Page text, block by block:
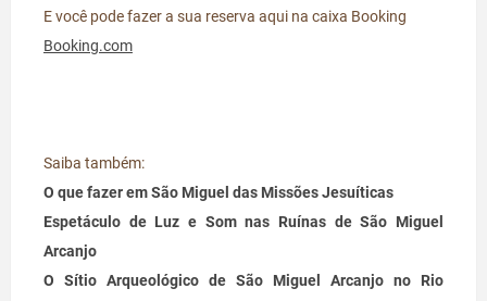
E você pode fazer a sua reserva aqui na caixa Booking
Booking.com
Saiba também:
O que fazer em São Miguel das Missões Jesuíticas
Espetáculo de Luz e Som nas Ruínas de São Miguel
Arcanjo
O Sítio Arqueológico de São Miguel Arcanjo no Rio